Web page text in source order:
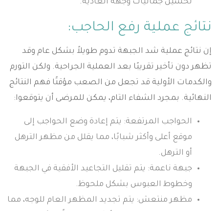
تحسين جماليات وجهه العادية.
نتائج عملية رفع الحاجب:
إن نتائج عملية شد الجبهة تدوم طويلاً بشكل عام وقد
تظهر دون تأخير تقريبًا بعد العملية الجراحية. ولكن التورم
والكدمات الأولية قد تجعل من الصعب مؤقتًا فهم النتائج
النهائية. بمجرد الشفاء التام، يمكن للمرضى أن يتوقعوا:
الحواجب المرتفعة: يتم إعادة وضع الحواجب إلى
موقع أعلى وأكثر شبابًا، مما يقلل من مظهر الترهل
أو الترهل.
جبهة ناعمة: يتم تقليل التجاعيد الأفقية في الجبهة
وخطوط العبوس بشكل ملحوظ.
مظهر منتعش: يتم تجديد المظهر العام للوجه، مما